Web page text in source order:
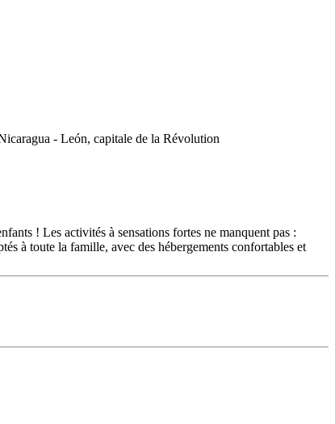
! Les activités à sensations fortes ne manquent pas :
à toute la famille, avec des hébergements confortables et